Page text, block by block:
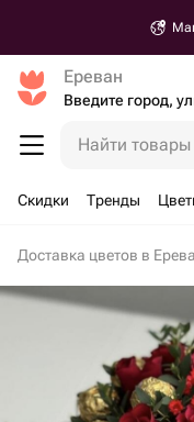
Ереван
Найти
Скидки Тренды
Доставка цветов в